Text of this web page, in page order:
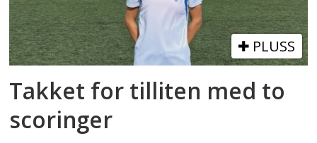
PLUSS
Takket for tilliten med to
scoringer